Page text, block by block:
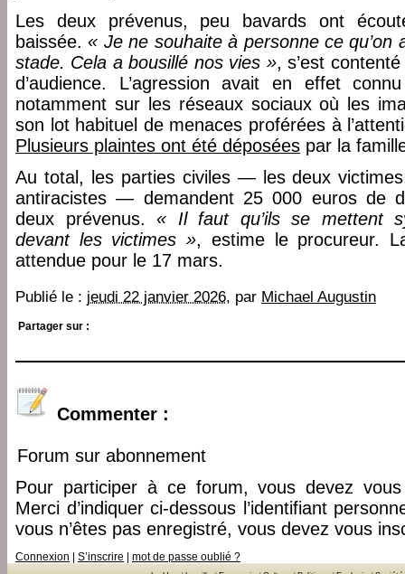
Les deux prévenus, peu bavards ont
baissée.« Je ne souhaite à personne ce qu’on
stade. Cela a bousillé nos vies », s’est
d’audience. L’agression avait en effet
notamment sur les réseaux sociaux où les
son lot habituel de menaces proférées à
Plusieurs plaintes ont été déposées par la
Au total, les parties civiles — les deux
antiracistes — demandent 25 000 euros de
deux prévenus. « Il faut qu’ils se mettent
devant les victimes », estime le procureur.
attendue pour le 17 mars.
Publié le : jeudi 22 janvier 2026, par Michael Augustin
Partager sur :
Commenter :
Forum sur abonnement
Pour participer à ce forum, vous devez
Merci d’indiquer ci-dessous l’identifiant
vous n’êtes pas enregistré, vous devez vous
Connexion S’inscrire mot de passe oublié ?